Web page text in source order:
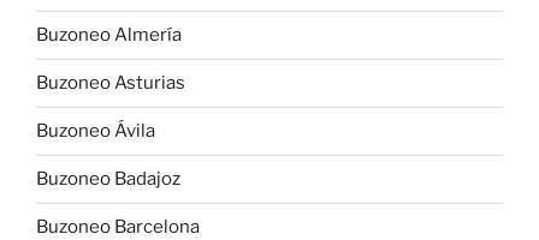
Buzoneo Almería
Buzoneo Asturias
Buzoneo Ávila
Buzoneo Badajoz
Buzoneo Barcelona